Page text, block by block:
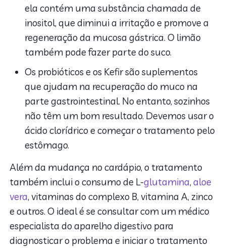
ela contém uma substância chamada de
inositol, que diminui a irritação e promove a
regeneração da mucosa gástrica. O limão
também pode fazer parte do suco.
Os probióticos e os Kefir são suplementos
que ajudam na recuperação do muco na
parte gastrointestinal. No entanto, sozinhos
não têm um bom resultado. Devemos usar o
ácido clorídrico e começar o tratamento pelo
estômago.
Além da mudança no cardápio, o tratamento
também inclui o consumo de L-glutamina,aloe
vera, vitaminas do complexo B, vitamina A, zinco
e outros. O ideal é se consultar com um médico
especialista do aparelho digestivo para
diagnosticar o problema e iniciar o tratamento